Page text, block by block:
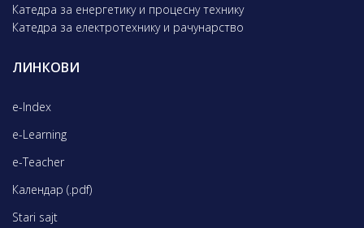
Катедра за енергетику и процесну технику
Катедра за електротехнику и рачунарство
ЛИНКОВИ
e-Index
e-Learning
e-Teacher
Календар (.pdf)
Stari sajt